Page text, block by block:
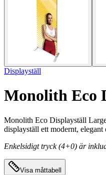
Displayställ
Monolith Eco
Monolith Eco Displayställ
displayställ ett modernt,
Enkelsidigt tryck (4+0) är
Visa måttabell